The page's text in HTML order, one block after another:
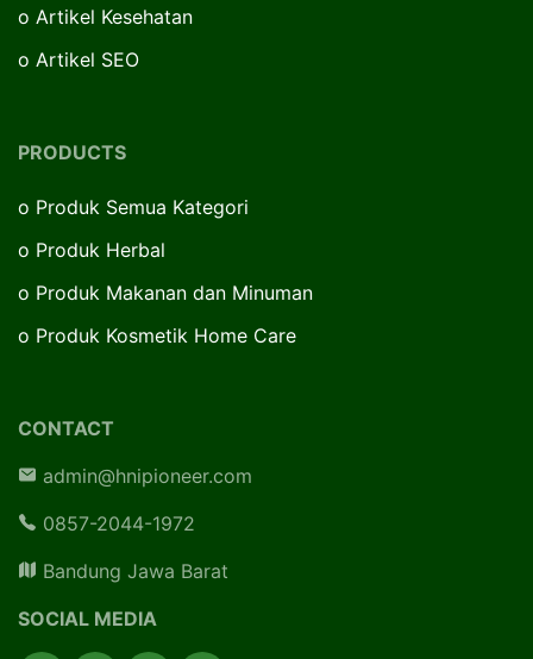
o Artikel Kesehatan
o Artikel SEO
PRODUCTS
o Produk Semua Kategori
o Produk Herbal
o Produk Makanan dan Minuman
o Produk Kosmetik Home Care
CONTACT
admin@hnipioneer.com
0857-2044-1972
Bandung Jawa Barat
SOCIAL MEDIA